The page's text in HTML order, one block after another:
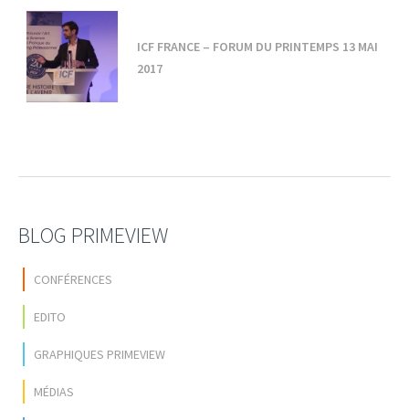
ICF FRANCE – FORUM DU PRINTEMPS 13 MAI
2017
BLOG PRIMEVIEW
CONFÉRENCES
EDITO
GRAPHIQUES PRIMEVIEW
MÉDIAS